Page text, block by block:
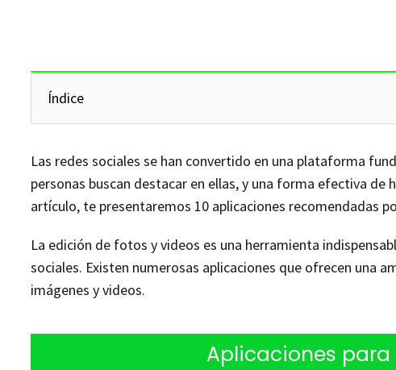
Índice
Las redes sociales se han convertido en una plataforma
personas buscan destacar en ellas, y una forma efectiva
artículo, te presentaremos 10 aplicaciones recomendadas
La edición de fotos y videos es una herramienta
sociales. Existen numerosas aplicaciones que ofrecen una
imágenes y videos.
Aplicaciones